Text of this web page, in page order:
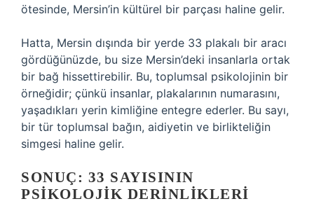
ötesinde, Mersin’in kültürel bir parçası haline gelir.
Hatta, Mersin dışında bir yerde 33 plakalı bir aracı
gördüğünüzde, bu size Mersin’deki insanlarla ortak
bir bağ hissettirebilir. Bu, toplumsal psikolojinin bir
örneğidir; çünkü insanlar, plakalarının numarasını,
yaşadıkları yerin kimliğine entegre ederler. Bu sayı,
bir tür toplumsal bağın, aidiyetin ve birlikteliğin
simgesi haline gelir.
SONUÇ: 33 SAYISININ
PSIKOLOJIK DERINLIKLERI